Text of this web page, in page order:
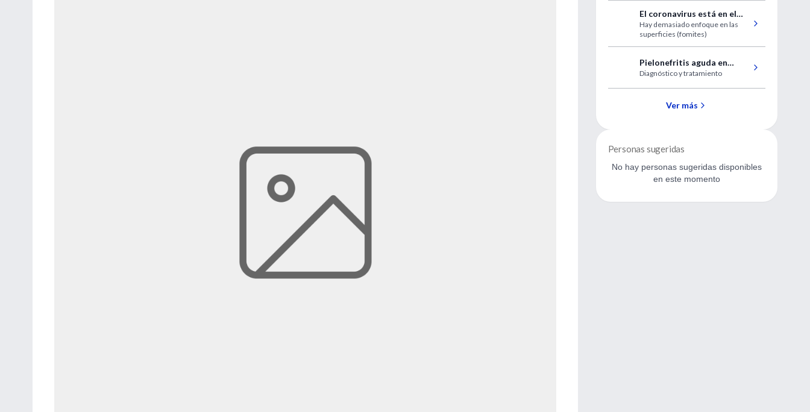
El coronavirus está en el
aire
Hay demasiado enfoque en las
superficies (fomites)
Pielonefritis aguda en
adultos
Diagnóstico y tratamiento
Ver más
Personas sugeridas
No hay personas sugeridas disponibles
en este momento